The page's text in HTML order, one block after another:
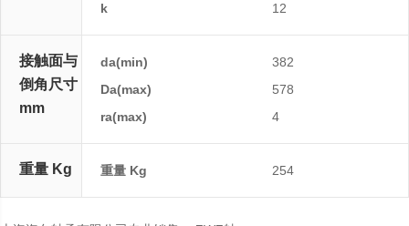
k 12
接触面与
倒角尺寸
mm
da(min)
382
Da(max)
578
ra(max)
4
重量 Kg 重量 Kg 254